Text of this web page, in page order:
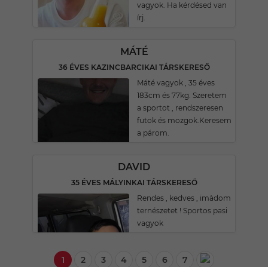
vagyok. Ha kérdésed van
írj.
MÁTÉ
36 ÉVES KAZINCBARCIKAI TÁRSKERESŐ
Máté vagyok , 35 éves
183cm és 77kg. Szeretem
a sportot , rendszeresen
futok és mozgok.Keresem
a párom.
DAVID
35 ÉVES MÁLYINKAI TÁRSKERESŐ
Rendes , kedves , imàdom
ternészetet ! Sportos pasi
vagyok
1 2 3 4 5 6 7